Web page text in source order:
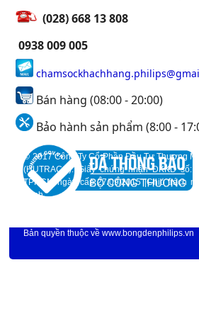
(028) 668 13 808
0938 009 005
Bán hàng (08:00 - 20:00)
Bảo hành sản phẩm (8:00 -
© 2017 Công Ty Cổ Phần Đầu Tư Thương
(HUTRACO). Giấy chứng nhận ĐKKD số:
TPHCM ngày cấp 27/09/2015 |Chịu trách
Trinh.
Bản quyền thuộc vềwww.bongdenphilips.vn